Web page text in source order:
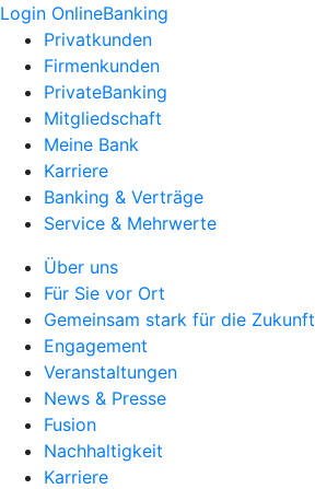
Login OnlineBanking
Privatkunden
Firmenkunden
PrivateBanking
Mitgliedschaft
Meine Bank
Karriere
Banking & Verträge
Service & Mehrwerte
Über uns
Für Sie vor Ort
Gemeinsam stark für die Zukunft
Engagement
Veranstaltungen
News & Presse
Fusion
Nachhaltigkeit
Karriere